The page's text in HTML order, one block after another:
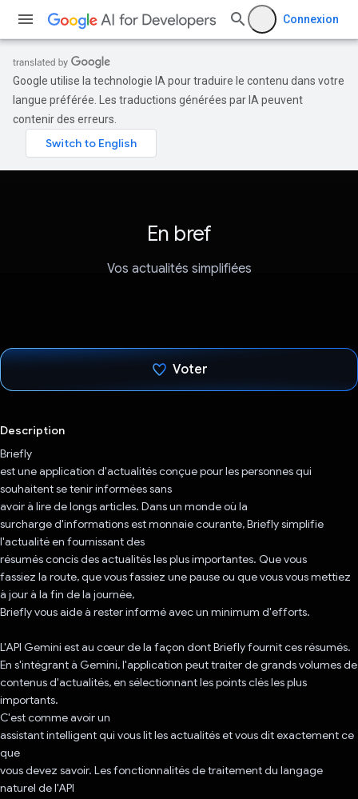
Connexion
Google utilise la technologie IA pour traduire le contenu dans votre
langue préférée. Les traductions générées par IA peuvent
contenir des erreurs.
En bref
Vos actualités simplifiées
Voter
Description
Briefly
est une application d'actualités conçue pour les personnes qui
souhaitent se tenir informées sans
avoir à lire de longs articles. Dans un monde où la
surcharge d'informations est monnaie courante, Briefly simplifie
l'actualité en fournissant des
résumés concis des actualités les plus importantes. Que vous
fassiez la route, que vous fassiez une pause ou que vous vous mettiez
à jour à la fin de la journée,
Briefly vous aide à rester informé avec un minimum d'efforts.
L'API Gemini est au cœur de la façon dont Briefly fournit ces résumés.
En s'intégrant à Gemini, l'application peut traiter de grands volumes de
contenus d'actualités, en sélectionnant les points clés les plus
importants.
C'est comme avoir un
assistant intelligent qui vous lit les actualités et vous dit exactement ce
que
vous devez savoir. Les fonctionnalités de traitement du langage
naturel de l'API